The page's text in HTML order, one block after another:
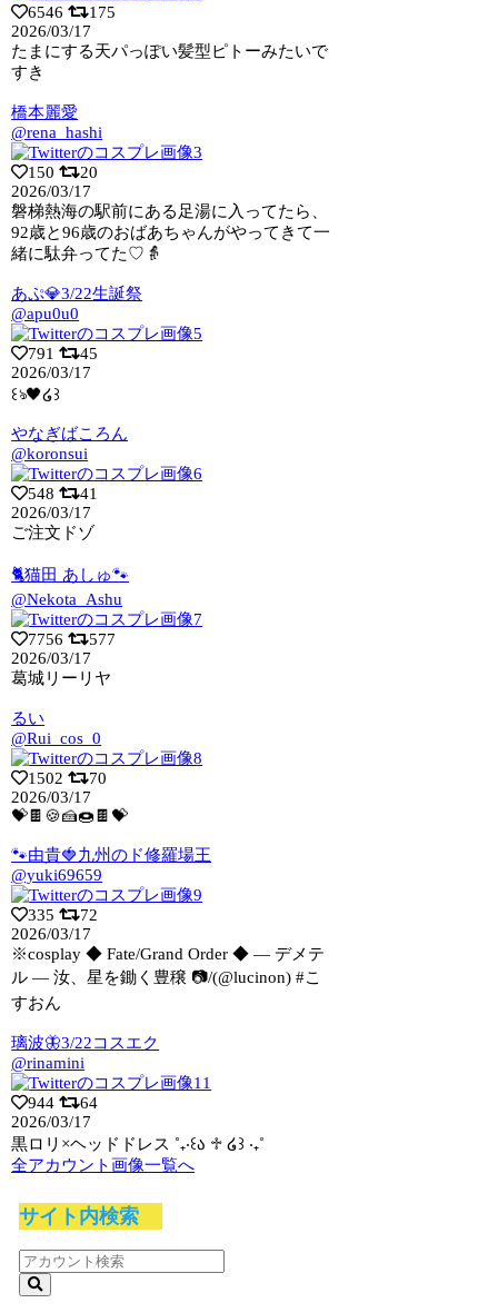
6546
175
2026/03/17
たまにする天パっぽい髪型ピトーみたいで
すき
橋本麗愛
@rena_hashi
150
20
2026/03/17
磐梯熱海の駅前にある足湯に入ってたら、
92歳と96歳のおばあちゃんがやってきて一
緒に駄弁ってた♡👵
あぷ💎3/22生誕祭
@apu0u0
791
45
2026/03/17
꒰ঌ🖤໒꒱
やなぎばころん
@koronsui
548
41
2026/03/17
ご注文ドゾ
🐈猫田 あしゅ🐾
@Nekota_Ashu
7756
577
2026/03/17
葛城リーリヤ
るい
@Rui_cos_0
1502
70
2026/03/17
💝🍫🍪🍰🍩🍫💝
🐾由貴🍓九州のド修羅場王
@yuki69659
335
72
2026/03/17
※cosplay ◆ Fate/Grand Order ◆ ― デメテ
ル ―汝、星を鋤く豊穣 📷/(@lucinon) #こ
すおん
璃波🦋3/22コスエク
@rinamini
944
64
2026/03/17
黒ロリ×ヘッドドレス ˚₊‧꒰ა ♱ ໒꒱ ‧₊˚
全アカウント画像一覧へ
サイト内検索